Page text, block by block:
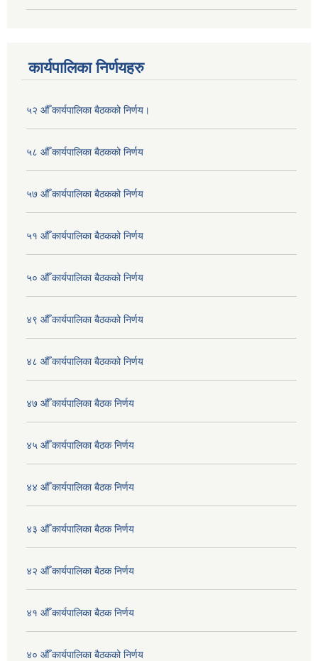
कार्यपालिका निर्णयहरु
५२ औँ कार्यपालिका बैठकको निर्णय।
५८ औँ कार्यपालिका बैठकको निर्णय
५७ औँ कार्यपालिका बैठकको निर्णय
५१ औँ कार्यपालिका बैठकको निर्णय
५० औँ कार्यपालिका बैठकको निर्णय
४९ औँ कार्यपालिका बैठकको निर्णय
४८ औँ कार्यपालिका बैठकको निर्णय
४७ औँ कार्यपालिका बैठक निर्णय
४५ औँ कार्यपालिका बैठक निर्णय
४४ औँ कार्यपालिका बैठक निर्णय
४३ औँ कार्यपालिका बैठक निर्णय
४२ औँ कार्यपालिका बैठक निर्णय
४१ औँ कार्यपालिका बैठक निर्णय
४० औँ कार्यपालिका बैठकको निर्णय